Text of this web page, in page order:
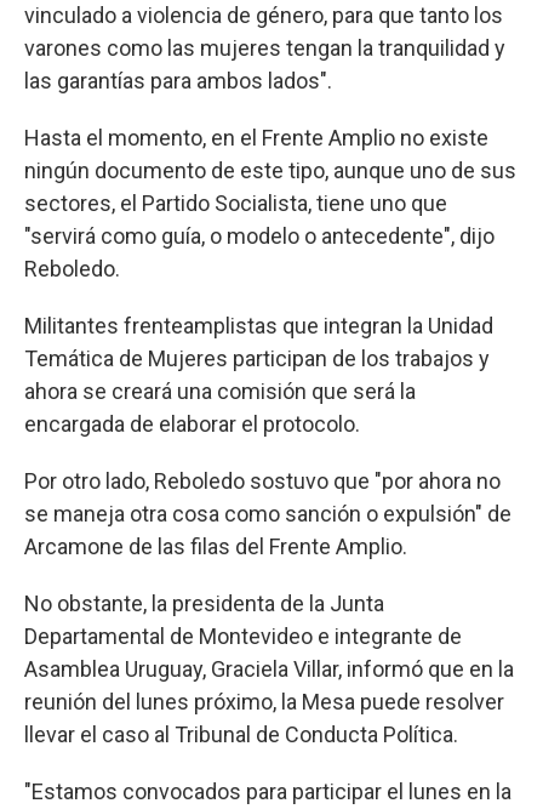
vinculado a violencia de género, para que tanto los
varones como las mujeres tengan la tranquilidad y
las garantías para ambos lados".
Hasta el momento, en el Frente Amplio no existe
ningún documento de este tipo, aunque uno de sus
sectores, el Partido Socialista, tiene uno que
"servirá como guía, o modelo o antecedente", dijo
Reboledo.
Militantes frenteamplistas que integran la Unidad
Temática de Mujeres participan de los trabajos y
ahora se creará una comisión que será la
encargada de elaborar el protocolo.
Por otro lado, Reboledo sostuvo que "por ahora no
se maneja otra cosa como sanción o expulsión" de
Arcamone de las filas del Frente Amplio.
No obstante, la presidenta de la Junta
Departamental de Montevideo e integrante de
Asamblea Uruguay, Graciela Villar, informó que en la
reunión del lunes próximo, la Mesa puede resolver
llevar el caso al Tribunal de Conducta Política.
"Estamos convocados para participar el lunes en la